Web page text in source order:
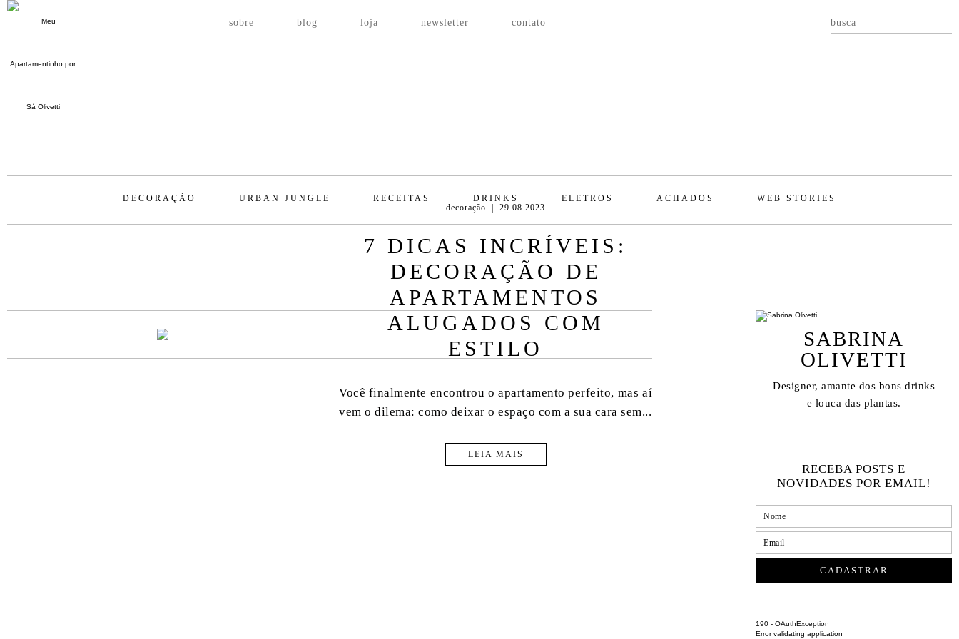
sobre blog loja newsletter contato
DECORAÇÃO URBAN JUNGLE RECEITAS DRINKS ELETROS ACHADOS
WEB STORIES
decoração | 29.08.2023
7 DICAS INCRÍVEIS:
DECORAÇÃO DE
APARTAMENTOS
ALUGADOS COM
ESTILO
Você finalmente encontrou o apartamento perfeito, mas aí
vem o dilema: como deixar o espaço com a sua cara sem...
LEIA MAIS
SABRINA
OLIVETTI
Designer, amante dos bons drinks
e louca das plantas.
RECEBA POSTS E
NOVIDADES POR EMAIL!
190 - OAuthException
Error validating application